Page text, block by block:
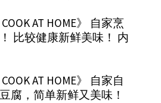
AT HOME》 自家烹
比较健康新鲜美味！ 内
AT HOME》 自家自
腐，简单新鲜又美味！